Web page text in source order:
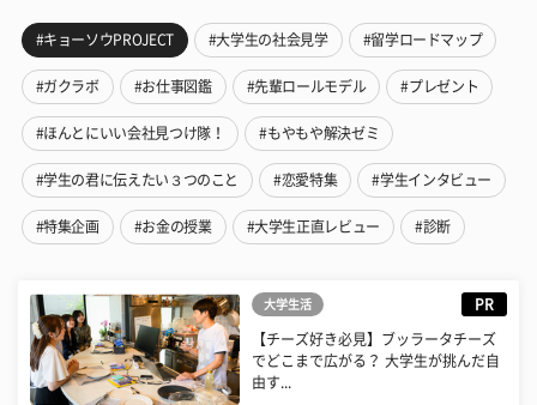
#キョーソウPROJECT #大学生の社会見学 #留学ロードマップ
#ガクラボ #お仕事図鑑 #先輩ロールモデル #プレゼント
#ほんとにいい会社見つけ隊！ #もやもや解決ゼミ
#学生の君に伝えたい３つのこと #恋愛特集 #学生インタビュー
#特集企画 #お金の授業 #大学生正直レビュー #診断
大学生活 PR
【チーズ好き必見】ブッラータチーズ
でどこまで広がる？ 大学生が挑んだ自
由す...